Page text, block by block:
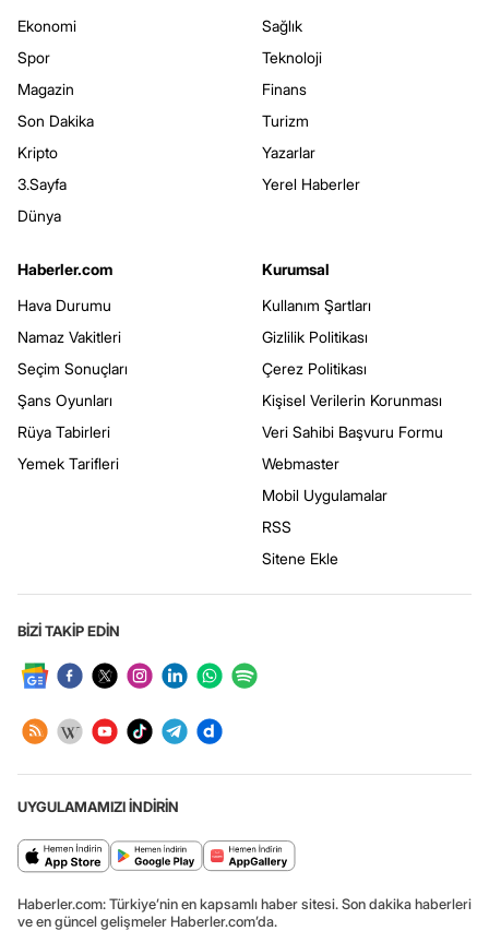
Ekonomi
Spor
Magazin
Son Dakika
Kripto
3.Sayfa
Dünya
Sağlık
Teknoloji
Finans
Turizm
Yazarlar
Yerel Haberler
Haberler.com
Hava Durumu
Namaz Vakitleri
Seçim Sonuçları
Şans Oyunları
Rüya Tabirleri
Yemek Tarifleri
Kurumsal
Kullanım Şartları
Gizlilik Politikası
Çerez Politikası
Kişisel Verilerin Korunması
Veri Sahibi Başvuru Formu
Webmaster
Mobil Uygulamalar
RSS
Sitene Ekle
BİZİ TAKİP EDİN
UYGULAMAMIZI İNDİRİN
Haberler.com: Türkiye’nin en kapsamlı haber sitesi. Son dakika haberleri
ve en güncel gelişmeler Haberler.com’da.